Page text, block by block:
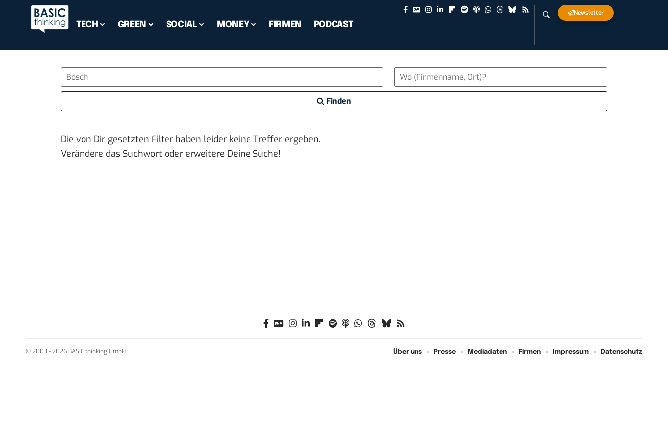
TECH GREEN SOCIAL MONEY FIRMEN PODCAST
Newsletter
Finden
Die von Dir gesetzten Filter haben leider keine Treffer ergeben.
Verändere das Suchwort oder erweitere Deine Suche!
© 2003 - 2026 BASIC thinking GmbH Über uns Presse Mediadaten Firmen Impressum Datenschutz